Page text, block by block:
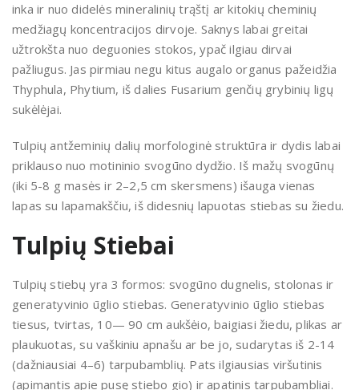
inka ir nuo didelės mineralinių trąštį ar kitokių cheminių
medžiagų koncentra­cijos dirvoje. Saknys labai greitai
užtrokšta nuo deguonies stokos, ypač ilgiau dirvai
pažliugus. Jas pirmiau negu kitus augalo organus pažeidžia
Thyphula, Phytium, iš dalies Fusarium genčių grybinių ligų
sukėlėjai.
Tulpių antžeminių dalių morfologinė struktūra ir dydis labai
priklauso nuo motininio svogūno dydžio. Iš mažų svo­gūnų
(iki 5-8 g masės ir 2–2,5 cm skersmens) išauga vienas
lapas su lapa­makščiu, iš didesnių lapuotas stiebas su žiedu.
Tulpių Stiebai
Tulpių stiebų yra 3 formos: svogūno dugnelis, stolonas ir
genera­tyvinio ūglio stiebas. Generatyvinio ūglio stiebas
tiesus, tvirtas, 10— 90 cm aukšėio, baigiasi žiedu, plikas ar
plaukuotas, su vaškiniu apnašu ar be jo, sudarytas iš 2-14
(dažniausiai 4–6) tarpubamblių. Pats ilgiausias vir­šutinis
(apimantis apie pusę stiebo gio) ir apatinis tarpubambliai.